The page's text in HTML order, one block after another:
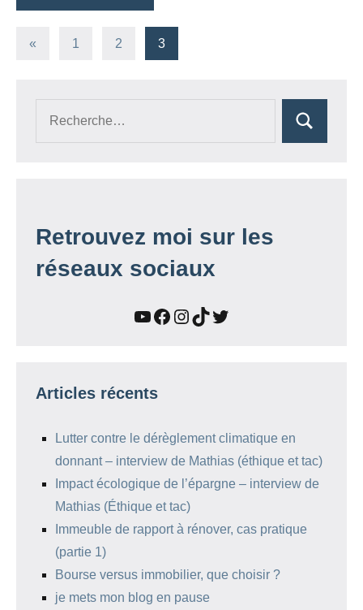
Pagination
publications
« Publications
1 2 3
Rechercher
Retrouvez moi sur les
réseaux sociaux
YouTube
Facebook
Instagram
TikTokTwitter
Articles récents
Lutter contre le dérèglement climatique en
donnant – interview de Mathias (éthique et tac)
Impact écologique de l’épargne – interview de
Mathias (Éthique et tac)
Immeuble de rapport à rénover, cas pratique
(partie 1)
Bourse versus immobilier, que choisir ?
je mets mon blog en pause